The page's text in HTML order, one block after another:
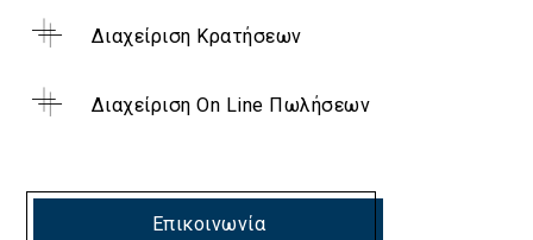
Διαχείριση Κρατήσεων
Διαχείριση On Line Πωλήσεων
Επικοινωνία